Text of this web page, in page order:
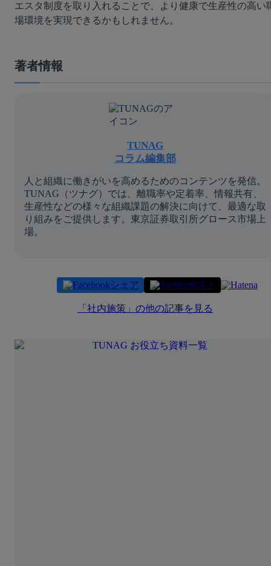
エスタ制度を取り入れることで、より健康で生産性の高い
場環境を実現できるかもしれません。
著者情報
TUNAG
コラム編集部
人と組織に働きがいを高めるためのコンテンツを発信。
TUNAG（ツナグ）では、離職率や定着率、情報共有、
生産性などの様々な組織課題の解決に向けて、最適な取
り組みをご提供します。東京証券取引所グロース市場上
場。
シェア ポスト
「 社内施策 」の他の記事を見る